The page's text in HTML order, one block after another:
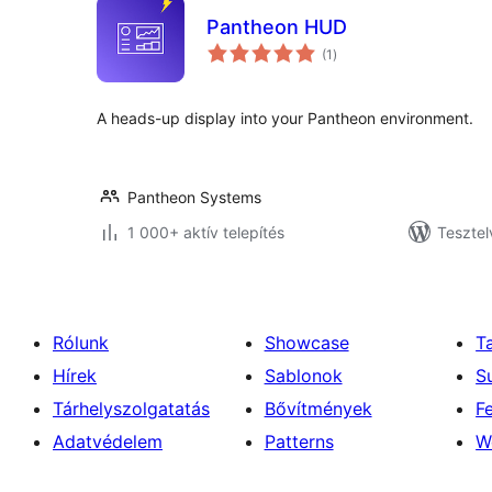
Pantheon HUD
(1 értékelés
összesen
)
A heads-up display into your Pantheon environment.
Pantheon Systems
1 000+ aktív telepítés
Rólunk
Hírek
Tárhelyszolgatatás
Adatvédelem
Showcase
Sablonok
Bővítmények
Patterns